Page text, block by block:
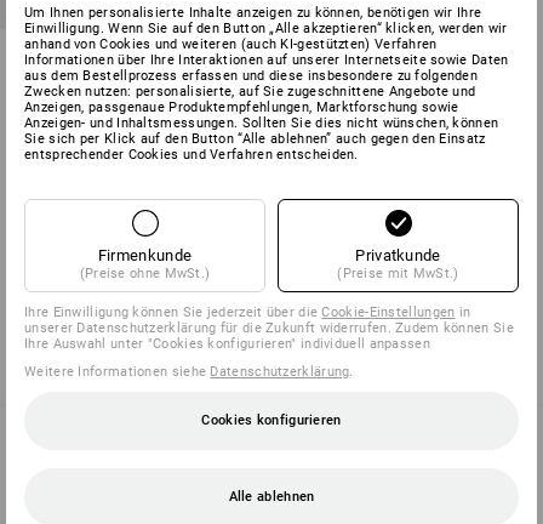
S1P Sicherheitssandale
Nürnberg
1 Farbe
ab 73,66 €
(m. MwSt.) ab 20 Paar
Sie haben sich bereits 3 von 3 Artikeln angesehen.
Um Ihnen personalisierte Inhalte anzeigen zu können, benötigen wir Ihre
Einwilligung. Wenn Sie auf den Button „Alle akzeptieren“ klicken, werden wir
anhand von Cookies und weiteren (auch KI-gestützten) Verfahren
Informationen über Ihre Interaktionen auf unserer Internetseite sowie Daten
aus dem Bestellprozess erfassen und diese insbesondere zu folgenden
Zwecken nutzen: personalisierte, auf Sie zugeschnittene Angebote und
Anzeigen, passgenaue Produktempfehlungen, Marktforschung sowie
Anzeigen- und Inhaltsmessungen. Sollten Sie dies nicht wünschen, können
Sie sich per Klick auf den Button “Alle ablehnen” auch gegen den Einsatz
entsprechender Cookies und Verfahren entscheiden.
Firmenkunde
(Preise ohne MwSt.)
Privatkunde
(Preise mit MwSt.)
Ihre Einwilligung können Sie jederzeit über dieCookie-Einstellungen in
unserer Datenschutzerklärung für die Zukunft widerrufen. Zudem können Sie
Ihre Auswahl unter "Cookies konfigurieren" individuell anpassen
Weitere Informationen siehe Datenschutzerklärung.
Cookies konfigurieren
Alle ablehnen